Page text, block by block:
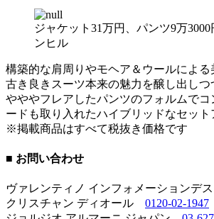
ジャケット31万円、パンツ9万
ンヒル
構築的な肩周りやモヘア＆ウールによる
古き良きスーツ本来の魅力を醸し出し
やややフレアしたパンツのフォルムでコ
ードも取り入れたハイブリッドなセット
※掲載商品はすべて税抜き価格です
■ お問い合わせ
ヴァレンティノ インフォメーションデ
クリスチャン ディオール 0120-02-1947